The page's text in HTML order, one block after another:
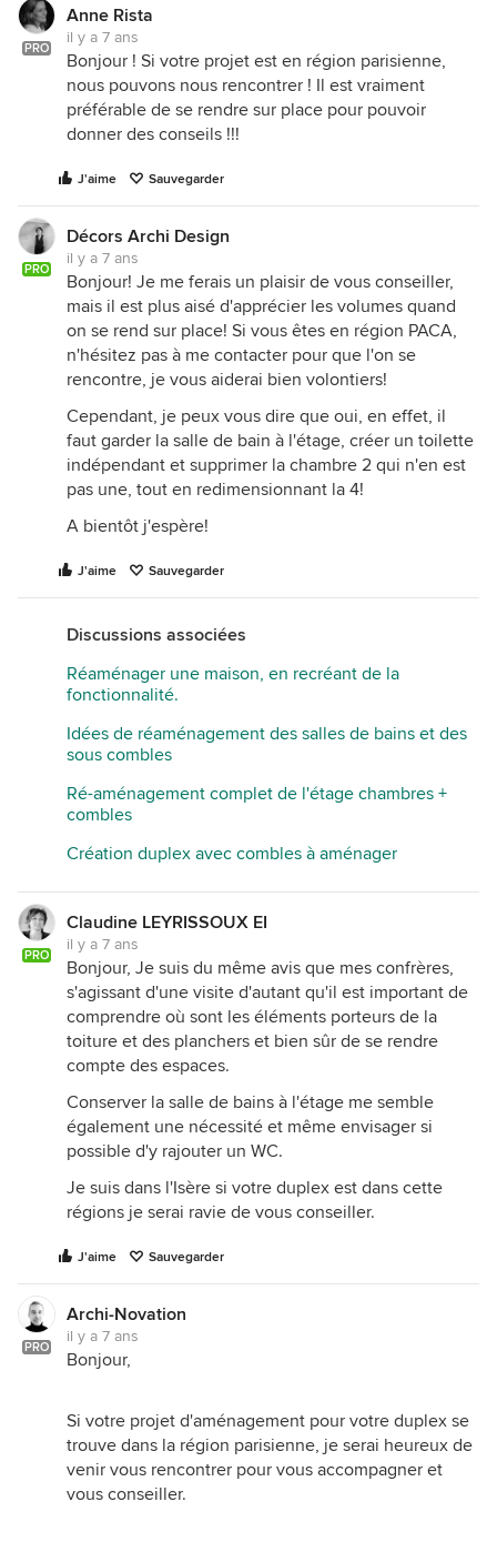
PRO
Anne Rista
il y a 7 ans
Bonjour ! Si votre projet est en région parisienne,
nous pouvons nous rencontrer ! Il est vraiment
préférable de se rendre sur place pour pouvoir
donner des conseils !!!
J'aime Sauvegarder
PRO
Décors Archi Design
il y a 7 ans
Bonjour! Je me ferais un plaisir de vous conseiller,
mais il est plus aisé d'apprécier les volumes quand
on se rend sur place! Si vous êtes en région PACA,
n'hésitez pas à me contacter pour que l'on se
rencontre, je vous aiderai bien volontiers!
Cependant, je peux vous dire que oui, en effet, il
faut garder la salle de bain à l'étage, créer un toilette
indépendant et supprimer la chambre 2 qui n'en est
pas une, tout en redimensionnant la 4!
A bientôt j'espère!
J'aime Sauvegarder
Discussions associées
Réaménager une maison, en recréant de la
fonctionnalité.
Idées de réaménagement des salles de bains et des
sous combles
Ré-aménagement complet de l'étage chambres +
combles
Création duplex avec combles à aménager
PRO
Claudine LEYRISSOUX EI
il y a 7 ans
Bonjour, Je suis du même avis que mes confrères,
s'agissant d'une visite d'autant qu'il est important de
comprendre où sont les éléments porteurs de la
toiture et des planchers et bien sûr de se rendre
compte des espaces.
Conserver la salle de bains à l'étage me semble
également une nécessité et même envisager si
possible d'y rajouter un WC.
Je suis dans l'Isère si votre duplex est dans cette
régions je serai ravie de vous conseiller.
J'aime Sauvegarder
PRO
Archi-Novation
il y a 7 ans
Bonjour,
Si votre projet d'aménagement pour votre duplex se
trouve dans la région parisienne, je serai heureux de
venir vous rencontrer pour vous accompagner et
vous conseiller.